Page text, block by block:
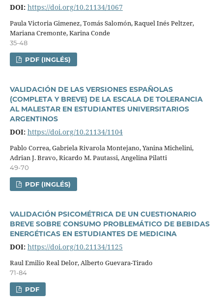
DOI: https://doi.org/10.21134/1067
Paula Victoria Gimenez, Tomás Salomón, Raquel Inés Peltzer,
Mariana Cremonte, Karina Conde
35-48
PDF (INGLÉS)
VALIDACIÓN DE LAS VERSIONES ESPAÑOLAS
(COMPLETA Y BREVE) DE LA ESCALA DE TOLERANCIA
AL MALESTAR EN ESTUDIANTES UNIVERSITARIOS
ARGENTINOS
DOI: https://doi.org/10.21134/1104
Pablo Correa, Gabriela Rivarola Montejano, Yanina Michelini,
Adrian J. Bravo, Ricardo M. Pautassi, Angelina Pilatti
49-70
PDF (INGLÉS)
VALIDACIÓN PSICOMÉTRICA DE UN CUESTIONARIO
BREVE SOBRE CONSUMO PROBLEMÁTICO DE BEBIDAS
ENERGÉTICAS EN ESTUDIANTES DE MEDICINA
DOI: https://doi.org/10.21134/1125
Raul Emilio Real Delor, Alberto Guevara-Tirado
71-84
PDF